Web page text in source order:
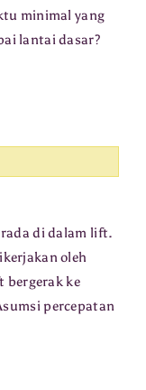
minimal yang
lantai dasar?
di dalam lift.
oleh
ke
percepatan